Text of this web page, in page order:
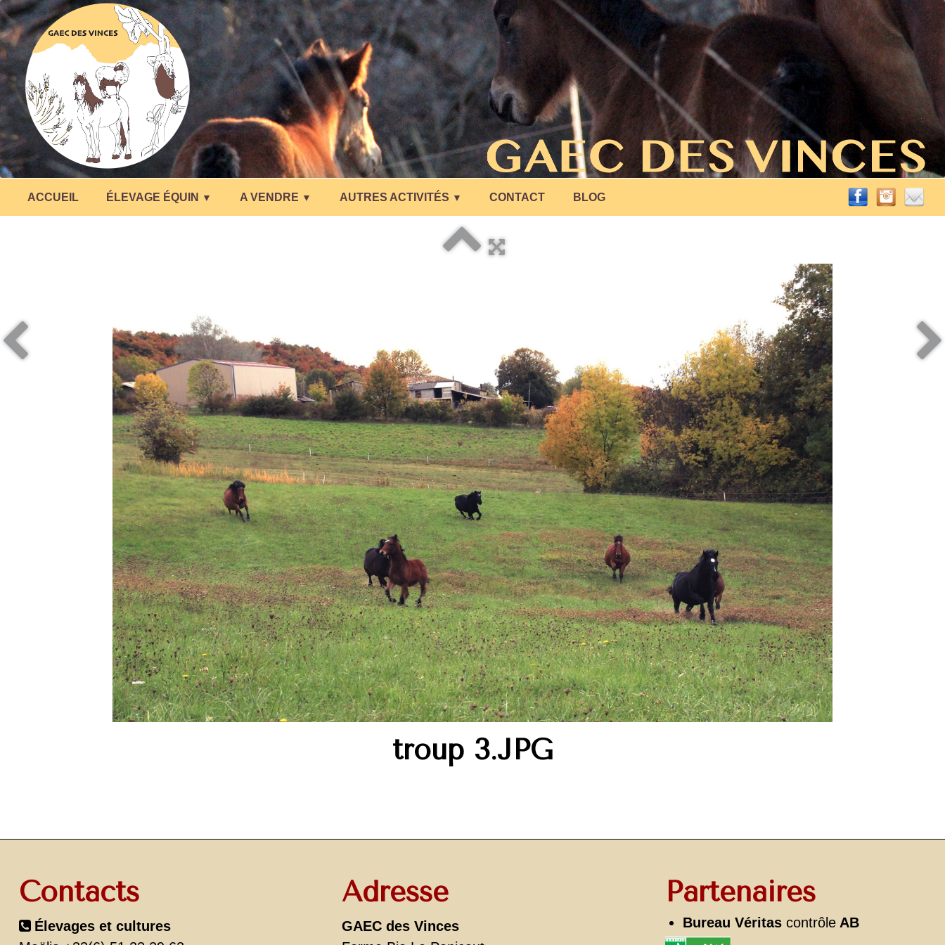
ACCUEIL ÉLEVAGE ÉQUIN ▼ A VENDRE ▼ AUTRES ACTIVITÉS ▼ CONTACT BLOG
troup 3.JPG
Contacts
Élevages et cultures
Adresse
GAEC des Vinces
Partenaires
Bureau Véritas contrôleAB